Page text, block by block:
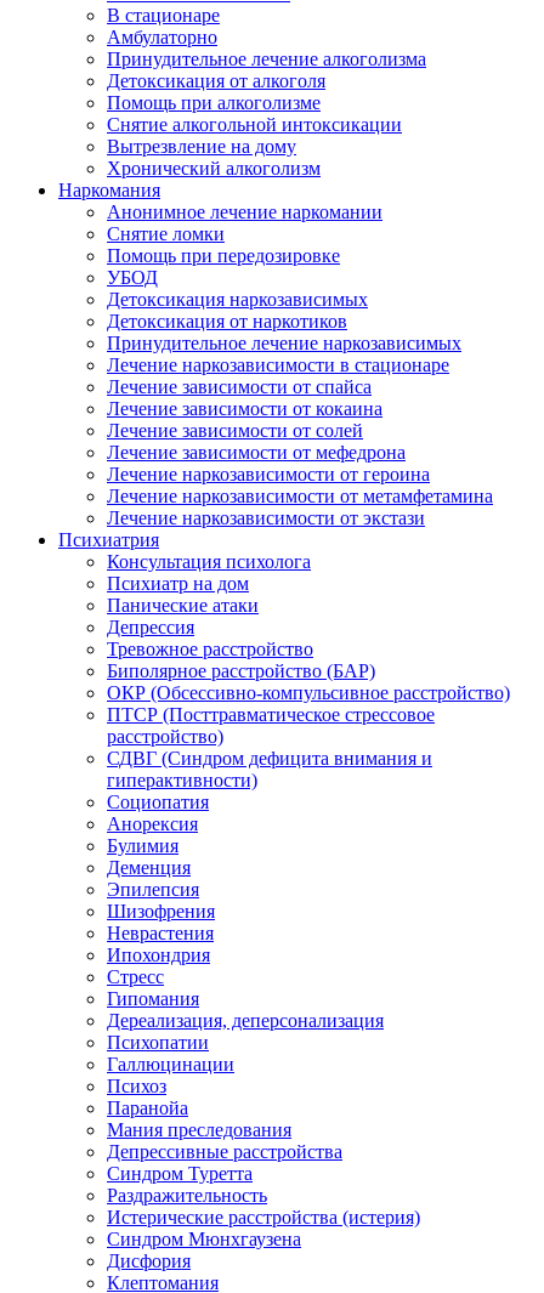
В стационаре
Амбулаторно
Принудительное лечение алкоголизма
Детоксикация от алкоголя
Помощь при алкоголизме
Снятие алкогольной интоксикации
Вытрезвление на дому
Хронический алкоголизм
Наркомания
Анонимное лечение наркомании
Снятие ломки
Помощь при передозировке
УБОД
Детоксикация наркозависимых
Детоксикация от наркотиков
Принудительное лечение наркозависимых
Лечение наркозависимости в стационаре
Лечение зависимости от спайса
Лечение зависимости от кокаина
Лечение зависимости от солей
Лечение зависимости от мефедрона
Лечение наркозависимости от героина
Лечение наркозависимости от метамфетамина
Лечение наркозависимости от экстази
Психиатрия
Консультация психолога
Психиатр на дом
Панические атаки
Депрессия
Тревожное расстройство
Биполярное расстройство (БАР)
ОКР (Обсессивно-компульсивное расстройство)
ПТСР (Посттравматическое стрессовое
расстройство)
СДВГ (Синдром дефицита внимания и
гиперактивности)
Социопатия
Анорексия
Булимия
Деменция
Эпилепсия
Шизофрения
Неврастения
Ипохондрия
Стресс
Гипомания
Дереализация, деперсонализация
Психопатии
Галлюцинации
Психоз
Паранойа
Мания преследования
Депрессивные расстройства
Синдром Туретта
Раздражительность
Истерические расстройства (истерия)
Синдром Мюнхгаузена
Дисфория
Клептомания